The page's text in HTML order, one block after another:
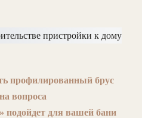
профилированный брус
вопроса
подойдет для вашей бани